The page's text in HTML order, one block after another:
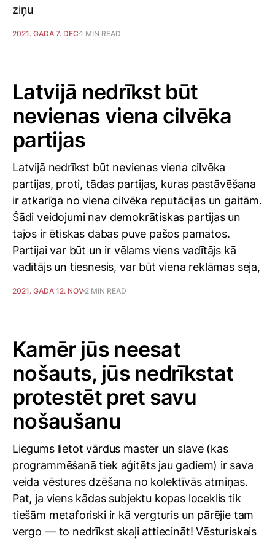
ziņu
2021. GADA 7. DEC 1 MIN READ
Latvijā nedrīkst būt
nevienas viena cilvēka
partijas
Latvijā nedrīkst būt nevienas viena cilvēka
partijas, proti, tādas partijas, kuras pastāvēšana
ir atkarīga no viena cilvēka reputācijas un gaitām.
Šādi veidojumi nav demokrātiskas partijas un
tajos ir ētiskas dabas puve pašos pamatos.
Partijai var būt un ir vēlams viens vadītājs kā
vadītājs un tiesnesis, var būt viena reklāmas seja,
2021. GADA 12. NOV 2 MIN READ
Kamēr jūs neesat
nošauts, jūs nedrīkstat
protestēt pret savu
nošaušanu
Liegums lietot vārdus master un slave (kas
programmēšanā tiek aģitēts jau gadiem) ir sava
veida vēstures dzēšana no kolektīvās atmiņas.
Pat, ja viens kādas subjektu kopas loceklis tik
tiešām metaforiski ir kā vergturis un pārējie tam
vergo — to nedrīkst skaļi attiecināt! Vēsturiskais